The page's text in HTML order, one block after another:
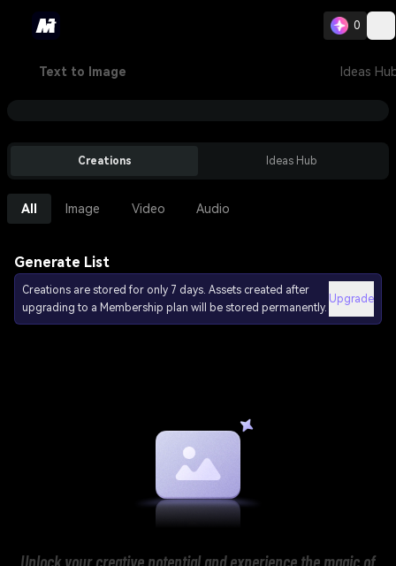
0
Text to Image Ideas
Creations Ideas Hub
All Image Video Audio
Generate List
Creations are stored for only 7 days. Assets created after
upgrading to a Membership plan will be stored permanently.
Upgrade
Unlock your creative potential and experience the magic of